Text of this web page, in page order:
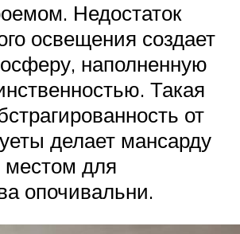
Недостаток
освещения создает
наполненную
Такая
от
делает мансарду
для
опочивальни.